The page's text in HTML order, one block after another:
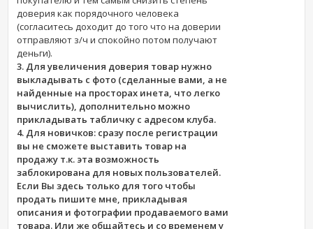
доверия как порядочного человека
(согласитесь доходит до того что на доверии
отправляют з/ч и спокойно потом получают
деньги).
3. Для увеличения доверия товар нужно
выкладывать с фото (сделанные вами, а не
найденные на просторах инета, что легко
вычислить), дополнительно можно
прикладывать табличку с адресом клуба.
4. Для новичков: сразу после регистрации
вы не сможете выставить товар на
продажу т.к. эта возможность
заблокирована для новых пользователей.
Если Вы здесь только для того чтобы
продать пишите мне, прикладывая
описания и фотографии продаваемого вами
товара. Или же общайтесь и со временем у